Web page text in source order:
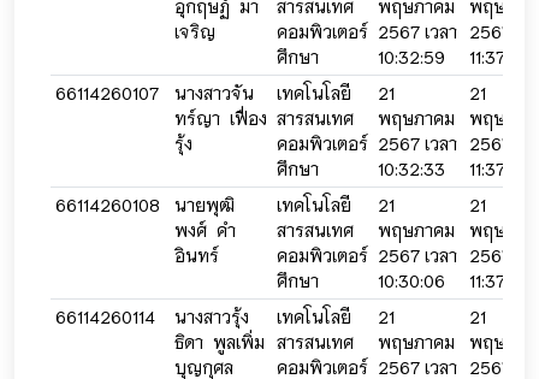
อุกฤษฏ์ มา
เจริญ
สารสนเทศ
คอมพิวเตอร์
ศึกษา
พฤษภาคม
2567 เวลา
10:32:59
พฤษภาค
2567 เว
11:37:16
66114260107
นางสาวจัน
ทร์ญา เฟื่อง
รุ้ง
เทคโนโลยี
สารสนเทศ
คอมพิวเตอร์
ศึกษา
21
พฤษภาคม
2567 เวลา
10:32:33
21
พฤษภาค
2567 เว
11:37:39
66114260108
นายพุฒิ
พงศ์ คำ
อินทร์
เทคโนโลยี
สารสนเทศ
คอมพิวเตอร์
ศึกษา
21
พฤษภาคม
2567 เวลา
10:30:06
21
พฤษภาค
2567 เว
11:37:03
66114260114
นางสาวรุ้ง
ธิดา พูลเพิ่ม
บุญกุศล
เทคโนโลยี
สารสนเทศ
คอมพิวเตอร์
21
พฤษภาคม
2567 เวลา
21
พฤษภาค
2567 เว